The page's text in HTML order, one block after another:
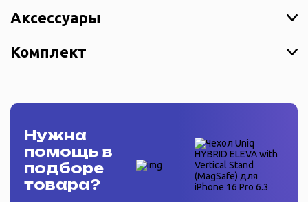
Аксессуары
Комплект
Нужна
помощь в
подборе
товара?